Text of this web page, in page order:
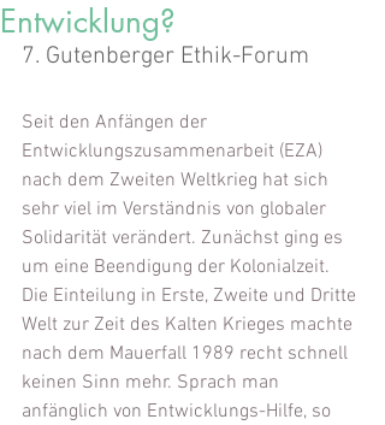
Entwicklung?
7. Gutenberger Ethik-Forum
Seit den Anfängen der
Entwicklungszusammenarbeit (EZA)
nach dem Zweiten Weltkrieg hat sich
sehr viel im Verständnis von globaler
Solidarität verändert. Zunächst ging es
um eine Beendigung der Kolonialzeit.
Die Einteilung in Erste, Zweite und Dritte
Welt zur Zeit des Kalten Krieges machte
nach dem Mauerfall 1989 recht schnell
keinen Sinn mehr. Sprach man
anfänglich von Entwicklungs-Hilfe, so